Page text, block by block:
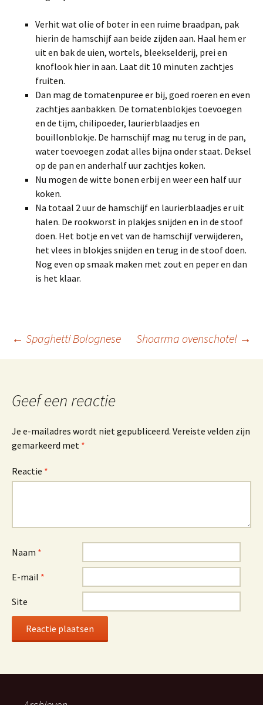
Verhit wat olie of boter in een ruime braadpan, pak
hierin de hamschijf aan beide zijden aan. Haal hem er
uit en bak de uien, wortels, bleekselderij, prei en
knoflook hier in aan. Laat dit 10 minuten zachtjes
fruiten.
Dan mag de tomatenpuree er bij, goed roeren en even
zachtjes aanbakken. De tomatenblokjes toevoegen
en de tijm, chilipoeder, laurierblaadjes en
bouillonblokje. De hamschijf mag nu terug in de pan,
water toevoegen zodat alles bijna onder staat. Deksel
op de pan en anderhalf uur zachtjes koken.
Nu mogen de witte bonen erbij en weer een half uur
koken.
Na totaal 2 uur de hamschijf en laurierblaadjes er uit
halen. De rookworst in plakjes snijden en in de stoof
doen. Het botje en vet van de hamschijf verwijderen,
het vlees in blokjes snijden en terug in de stoof doen.
Nog even op smaak maken met zout en peper en dan
is het klaar.
Berichtnavigatie
← Spaghetti Bolognese Shoarma ovenschotel →
Geef een reactie
Je e-mailadres wordt niet gepubliceerd. Vereiste velden zijn
gemarkeerd met *
Reactie *
Naam *
E-mail *
Site